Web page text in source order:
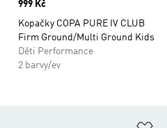
Price
999 Kč
Kopačky COPA PURE IV CLUB
Firm Ground/Multi Ground Kids
Děti Performance
2 barvy/ev